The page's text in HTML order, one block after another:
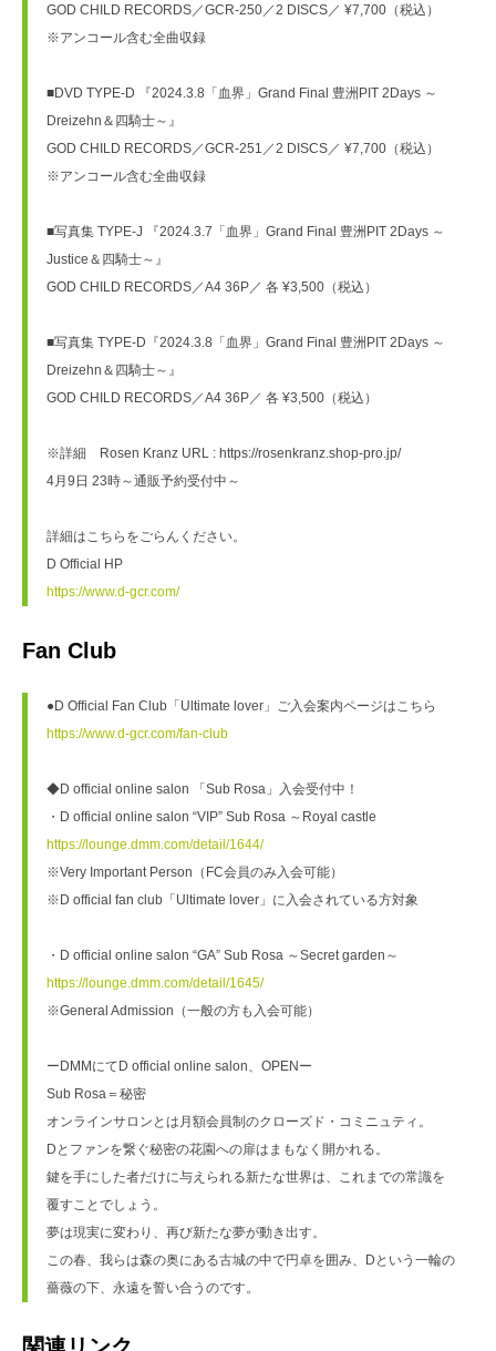
GOD CHILD RECORDS／GCR-250／2 DISCS／ ¥7,700（税込）
※アンコール含む全曲収録
■DVD TYPE-D 『2024.3.8「血界」Grand Final 豊洲PIT 2Days ～
Dreizehn＆四騎士～』
GOD CHILD RECORDS／GCR-251／2 DISCS／ ¥7,700（税込）
※アンコール含む全曲収録
■写真集 TYPE-J 『2024.3.7「血界」Grand Final 豊洲PIT 2Days ～
Justice＆四騎士～』
GOD CHILD RECORDS／A4 36P／ 各 ¥3,500（税込）
■写真集 TYPE-D『2024.3.8「血界」Grand Final 豊洲PIT 2Days ～
Dreizehn＆四騎士～』
GOD CHILD RECORDS／A4 36P／ 各 ¥3,500（税込）
※詳細　Rosen Kranz URL : https://rosenkranz.shop-pro.jp/
4月9日 23時～通販予約受付中～
詳細はこちらをごらんください。
https://www.d-gcr.com/
Fan Club
https://www.d-gcr.com/fan-club
◆D official online salon 「Sub Rosa」入会受付中！
https://lounge.dmm.com/detail/1644/
※Very Important Person（FC会員のみ入会可能）
※D official fan club「Ultimate lover」に入会されている方対象
https://lounge.dmm.com/detail/1645/
※General Admission（一般の方も入会可能）
ーDMMにてD official online salon、OPENー
Sub Rosa＝秘密
オンラインサロンとは月額会員制のクローズド・コミニュティ。
Dとファンを繋ぐ秘密の花園への扉はまもなく開かれる。
鍵を手にした者だけに与えられる新たな世界は、これまでの常識を
覆すことでしょう。
夢は現実に変わり、再び新たな夢が動き出す。
この春、我らは森の奥にある古城の中で円卓を囲み、Dという一輪の
薔薇の下、永遠を誓い合うのです。